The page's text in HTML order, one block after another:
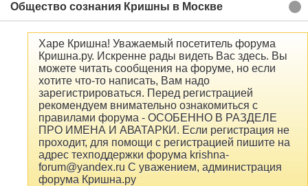
Общество сознания Кришны в Москве
Харе Кришна! Уважаемый посетитель форума
Кришна.ру. Искренне рады видеть Вас здесь. Вы
можете читать сообщения на форуме, но если
хотите что-то написать, Вам надо
зарегистрироваться. Перед регистрацией
рекомендуем внимательно ознакомиться с
правилами форума - ОСОБЕННО В РАЗДЕЛЕ
ПРО ИМЕНА И АВАТАРКИ. Если регистрация не
проходит, для помощи с регистрацией пишите на
адрес техподдержки форума krishna-
forum@yandex.ru С уважением, администрация
форума Кришна.ру